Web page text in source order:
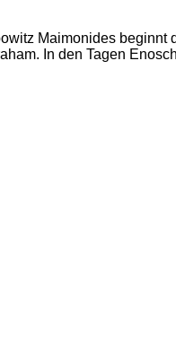
Maimonides
In den Tagen